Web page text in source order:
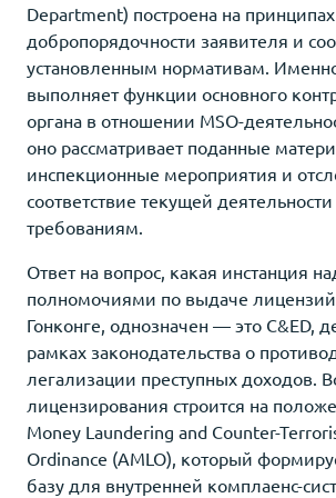
Department) построена на
добропорядочности заявителя и
установленным нормативам.
выполняет функции основного
органа в отношении MSO-
оно рассматривает поданные
инспекционные мероприятия и
соответствие текущей
требованиям.
Ответ на вопрос, какая инстанция
полномочиями по выдаче лицензий
Гонконге, однозначен — это C&ED,
рамках законодательства о
легализации преступных доходов.
лицензирования строится на
Money Laundering and Counter-
Ordinance (AMLO), который
базу для внутренней комплаенс-